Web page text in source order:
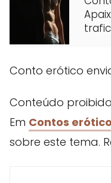
Conto erótico
Conteúdo
Em Contos
sobre este tema.